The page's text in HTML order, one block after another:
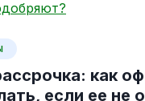
как
если ее не